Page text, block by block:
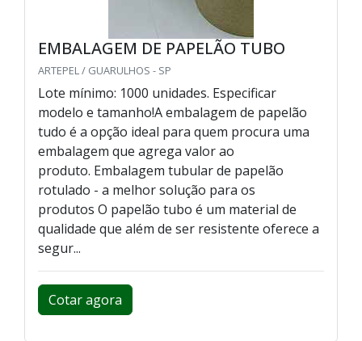
EMBALAGEM DE PAPELÃO TUBO
ARTEPEL / GUARULHOS - SP
Lote mínimo: 1000 unidades. Especificar
modelo e tamanho!A embalagem de papelão
tudo é a opção ideal para quem procura uma
embalagem que agrega valor ao
produto. Embalagem tubular de papelão
rotulado - a melhor solução para os
produtos O papelão tubo é um material de
qualidade que além de ser resistente oferece a
segur...
Cotar agora